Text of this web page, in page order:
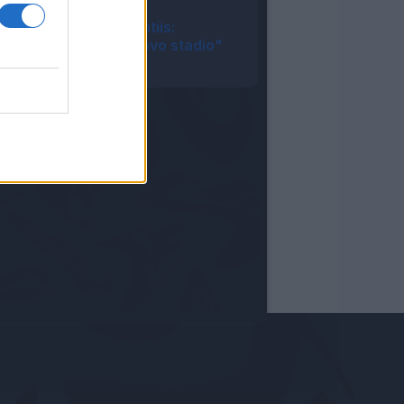
10:25
Napoli, De Laurentiis:
"Vogliamo un nuovo stadio"